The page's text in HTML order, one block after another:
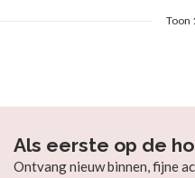
Toon
Als eerste op de
Ontvang nieuw binnen, fijne